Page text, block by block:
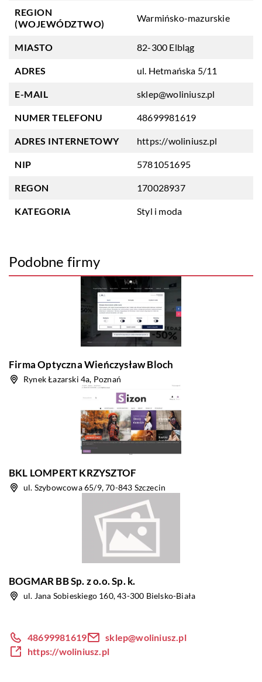
REGION
(WOJEWÓDZTWO)
Warmińsko-mazurskie
MIASTO 82-300 Elbląg
ADRES ul. Hetmańska 5/11
E-MAIL sklep@woliniusz.pl
NUMER TELEFONU 48699981619
ADRES INTERNETOWY https://woliniusz.pl
NIP 5781051695
REGON 170028937
KATEGORIA Styl i moda
Podobne firmy
Firma Optyczna Wieńczysław Bloch
Rynek Łazarski 4a, Poznań
BKL LOMPERT KRZYSZTOF
ul. Szybowcowa 65/9, 70-843 Szczecin
BOGMAR BB Sp. z o.o. Sp. k.
ul. Jana Sobieskiego 160, 43-300 Bielsko-Biała
48699981619
sklep@woliniusz.pl
https://woliniusz.pl